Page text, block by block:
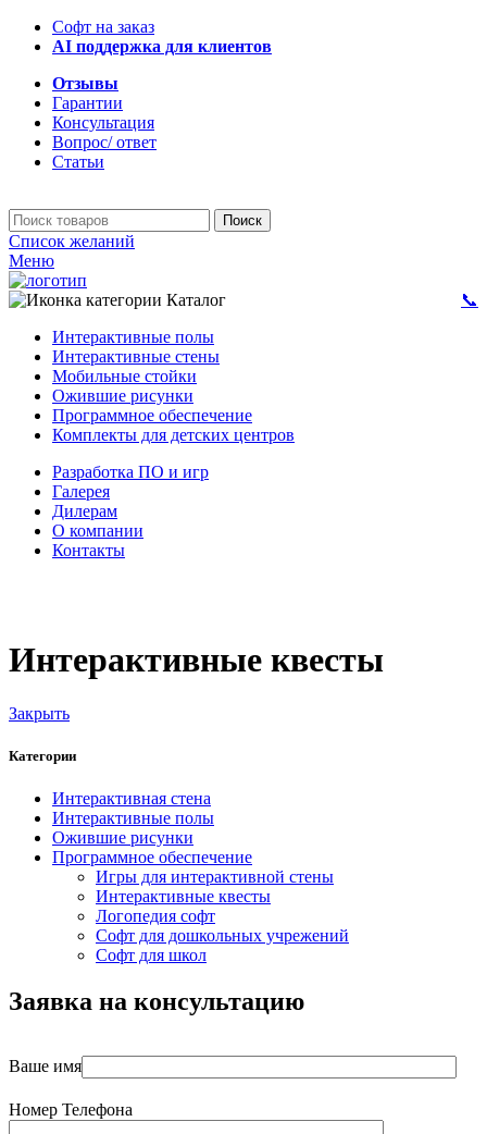
Софт на заказ
AI поддержка для клиентов
Отзывы
Гарантии
Консультация
Вопрос/ ответ
Статьи
Поиск
Список желаний
Меню
📞
Каталог
Интерактивные полы
Интерактивные стены
Мобильные стойки
Ожившие рисунки
Программное обеспечение
Комплекты для детских центров
Разработка ПО и игр
Галерея
Дилерам
О компании
Контакты
Интерактивные квесты
Закрыть
Категории
Интерактивная стена
Интерактивные полы
Ожившие рисунки
Программное обеспечение
Игры для интерактивной стены
Интерактивные квесты
Логопедия софт
Софт для дошкольных учрежений
Софт для школ
Заявка на консультацию
Ваше имя
Номер Телефона